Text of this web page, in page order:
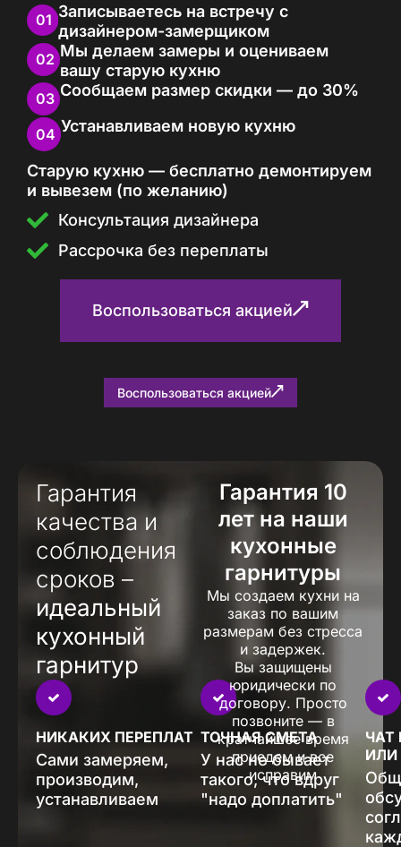
01 Записываетесь на встречу с
дизайнером-замерщиком
02 Мы делаем замеры и оцениваем
вашу старую кухню
03 Сообщаем размер скидки — до 30%
04 Устанавливаем новую кухню
Старую кухню — бесплатно демонтируем
и вывезем (по желанию)
Консультация дизайнера
Рассрочка без переплаты
Воспользоваться акцией
Воспользоваться акцией
Гарантия
качества и
соблюдения
сроков –
идеальный
кухонный
гарнитур
НИКАКИХ ПЕРЕПЛАТ
Сами замеряем,
производим,
устанавливаем
ТОЧНАЯ СМЕТА
У нас не бывает
такого, что вдруг
"надо доплатить"
ЧАТ
ИЛИ
Гарантия 10
лет на наши
кухонные
гарнитуры
Мы создаем кухни на
заказ по вашим
размерам без стресса
и задержек.
Вы защищены
юридически по
договору. Просто
позвоните — в
кратчайшее время
приедем и все
исправим